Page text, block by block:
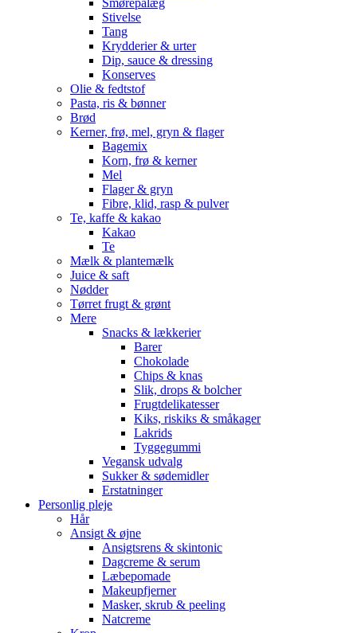
Smørepålæg
Stivelse
Tang
Krydderier & urter
Dip, sauce & dressing
Konserves
Olie & fedtstof
Pasta, ris & bønner
Brød
Kerner, frø, mel, gryn & flager
Bagemix
Korn, frø & kerner
Mel
Flager & gryn
Fibre, klid, rasp & pulver
Te, kaffe & kakao
Kakao
Te
Mælk & plantemælk
Juice & saft
Nødder
Tørret frugt & grønt
Mere
Snacks & lækkerier
Barer
Chokolade
Chips & knas
Slik, drops & bolcher
Frugtdelikatesser
Kiks, riskiks & småkager
Lakrids
Tyggegummi
Vegansk udvalg
Sukker & sødemidler
Erstatninger
Personlig pleje
Hår
Ansigt & øjne
Ansigtsrens & skintonic
Dagcreme & serum
Læbepomade
Makeupfjerner
Masker, skrub & peeling
Natcreme